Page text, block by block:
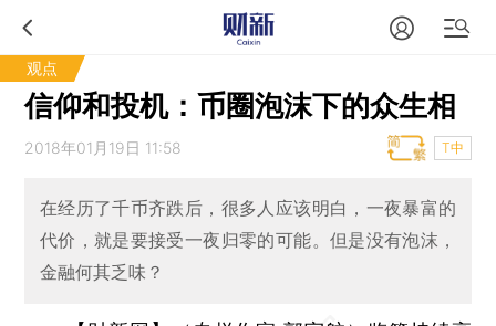
观点
信仰和投机：币圈泡沫下的众生相
2018年01月19日 11:58 T中
在经历了千币齐跌后，很多人应该明白，一夜暴富的
代价，就是要接受一夜归零的可能。但是没有泡沫，
金融何其乏味？